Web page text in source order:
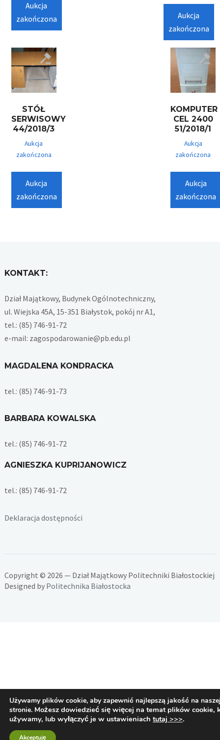
Aukcja
zakończona
Aukcja
zakończona
STÓŁ
SERWISOWY
44/2018/3
Aukcja
zakończona
Aukcja
zakończona
KOMPUTER
CEL 2400
51/2018/1
Aukcja
zakończona
Aukcja
zakończona
KONTAKT:
Dział Majątkowy, Budynek Ogólnotechniczny,
ul. Wiejska 45A, 15-351 Białystok, pokój nr A1,
tel.: (85) 746-91-72
e-mail: zagospodarowanie@pb.edu.pl
MAGDALENA KONDRACKA
tel.: (85) 746-91-73
BARBARA KOWALSKA
tel.: (85) 746-91-72
AGNIESZKA KUPRIJANOWICZ
tel.: (85) 746-91-72
Deklaracja dostępności
Copyright © 2026 — Dział Majątkowy Politechniki Białostockiej
Designed by Politechnika Białostocka
Używamy plików cookie, aby zapewnić najlepszą jakość na
stronie. Możesz dowiedzieć się więcej na temat plików cookie,
używamy, lub wyłączyć je w ustawieniach tutaj >>>.
Akceptuję